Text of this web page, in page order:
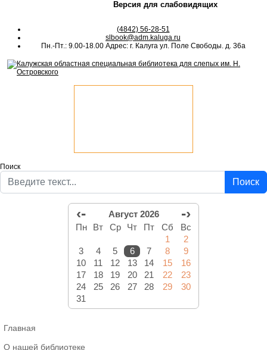
Версия для слабовидящих
(4842) 56-28-51
slbook@adm.kaluga.ru
Пн.-Пт.: 9.00-18.00 Адрес: г. Калуга ул. Поле Свободы. д. 36а
Поиск
Поиск
‹- Август 2026 -›
Пн Вт Ср Чт Пт Сб
Вс
1
2
3
4 5 6 7 8
9
10
11 12 13 14 15
16
17
18 19 20 21 22
23
24
25 26 27 28 29
30
31
Главная
О нашей библиотеке